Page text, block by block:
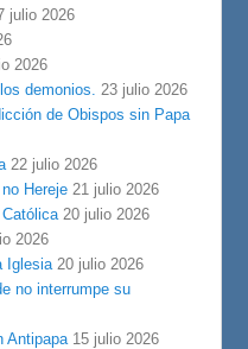
julio 2026
2026
demonios.
23 julio 2026
de Obispos sin Papa
22 julio 2026
Hereje 21 julio 2026
20 julio 2026
2026
Iglesia 20 julio 2026
no interrumpe su
Antipapa 15 julio 2026